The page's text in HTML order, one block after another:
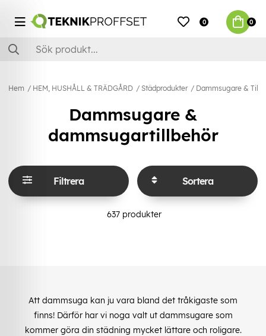
0 0
Hem HEM, HUSHÅLL & TRÄDGÅRD Städprodukter Dammsugare &
Dammsugare &
dammsugartillbehör
Filtrera Sortera
637 produkter
Att dammsuga kan ju vara bland det tråkigaste som
finns! Därför har vi noga valt ut dammsugare som
kommer göra din städning mycket lättare och roligare.